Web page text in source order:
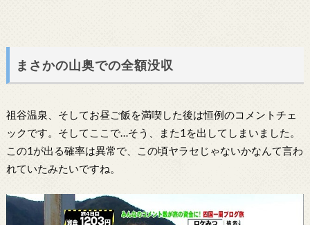
まさかの山奥での全額没収
祖谷温泉、そしてお昼ご飯を満喫した後は恒例のコメントチェ
ックです。そしてここで…そう、また1を出してしまいました。
この1が出る確率は異常で、この頃ヤラセじゃないかなんて言わ
れていたみたいですね。